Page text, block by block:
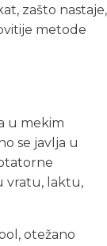
zašto nastaje,
metode
u mekim
se javlja u
vratu, laktu,
otežano